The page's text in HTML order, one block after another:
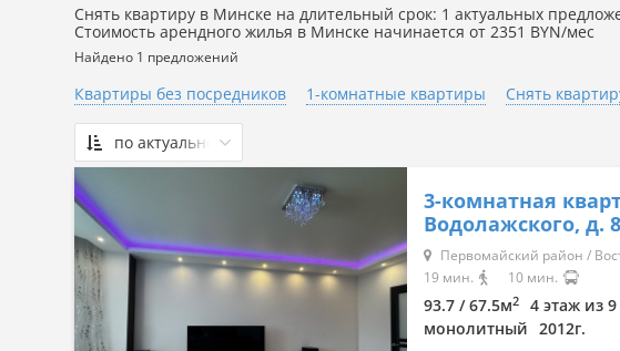
Снять квартиру в Минске на длительный срок: 1 актуальных
Стоимость арендного жилья в Минске начинается от 2351 BYN/мес
Найдено 1 предложений
Квартиры без посредников 1-комнатные квартиры Снять
по актуальности
По актуальности
Сначала дешевые
Сначала дорогие
По комнатности: большая →
малая
По комнатности: малая →
большая
3-комнатная
Водолажского, д.
Первомайский район /
19 мин.
10 мин.
93.7 / 67.5м2
4 этаж из 9
монолитный 2012г.